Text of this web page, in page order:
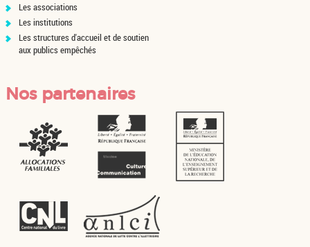
Les associations
Les institutions
Les structures d'accueil et de soutien
aux publics empêchés
Nos partenaires